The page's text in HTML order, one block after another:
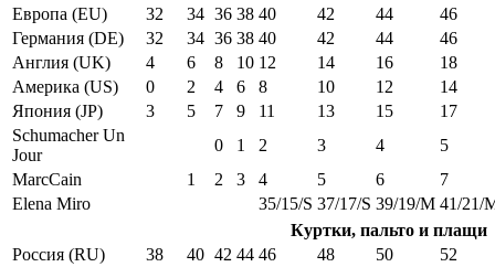
Европа (EU)
32 34 36 38 40 42 44
46
Германия (DE)
32 34 36 38 40 42 44
46
Англия (UK)
4 6 8 10 12 14 16
18
Америка (US)
0 2 4 6 8 10 12
14
Япония (JP)
3 5 7 9 11 13 15
17
Schumacher Un
Jour
0 1 2 3 4
5
MarcCain
1 2 3 4 5 6
7
Elena Miro
35/15/S 37/17/S 39/19/M 41/21/
Куртки, пальто и плащи
Россия (RU)
38 40 42 44 46 48 50
52